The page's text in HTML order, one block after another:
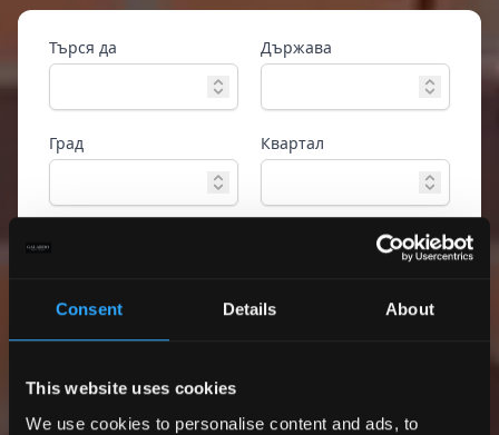
Consent Details About
This website uses cookies
We use cookies to personalise content and ads, to
Търся да Държава
Град Квартал
Референтен номер
Търсене
Само екслузивни
оферти